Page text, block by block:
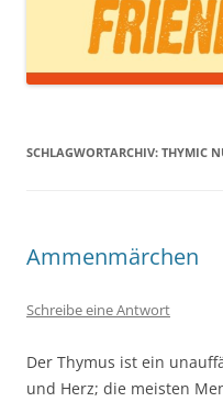
SCHLAGWORTARCHIV: THYMIC
Ammenmärchen
Schreibe eine Antwort
Der Thymus ist ein
und Herz; die meisten